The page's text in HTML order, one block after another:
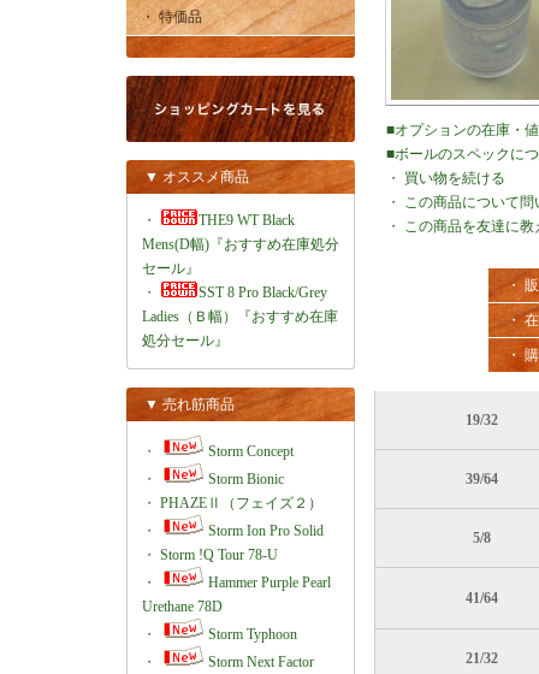
・ 特価品
▼ オススメ商品
・
THE9 WT Black
Mens(D幅)『おすすめ在庫処分
セール』
・
SST 8 Pro Black/Grey
Ladies（Ｂ幅）『おすすめ在庫
処分セール』
▼ 売れ筋商品
・
Storm Concept
・
Storm Bionic
・ PHAZEⅡ（フェイズ２）
・
Storm Ion Pro Solid
・ Storm !Q Tour 78-U
・
Hammer Purple Pearl
Urethane 78D
・
Storm Typhoon
・
Storm Next Factor
■オプションの在庫・
■ボールのスペックに
・ 買い物を続ける
・ この商品について問
・ この商品を友達に教
・
・
・
19/32
39/64
5/8
41/64
21/32